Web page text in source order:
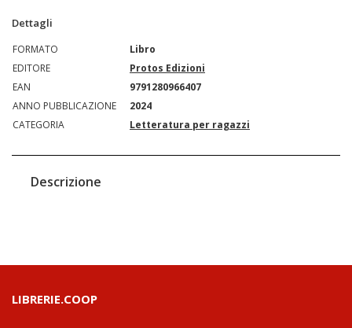
Dettagli
FORMATO
Libro
EDITORE
Protos Edizioni
EAN
9791280966407
ANNO PUBBLICAZIONE
2024
CATEGORIA
Letteratura per ragazzi
Descrizione
LIBRERIE.COOP